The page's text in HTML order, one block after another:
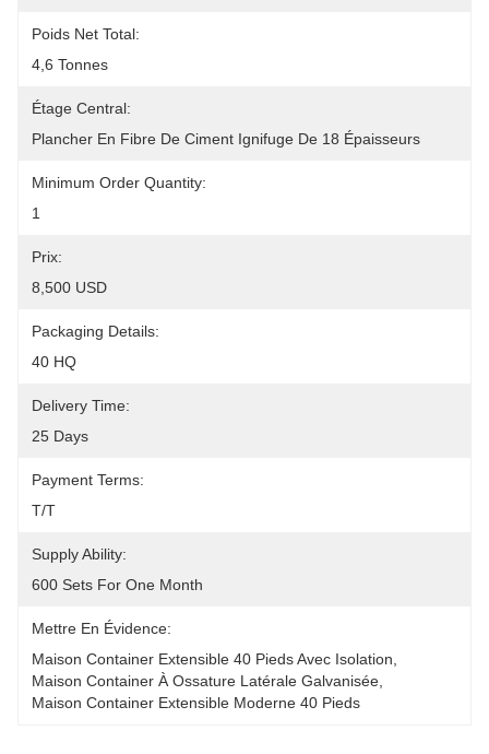
Poids Net Total:
4,6 Tonnes
Étage Central:
Plancher En Fibre De Ciment Ignifuge De 18 Épaisseurs
Minimum Order Quantity:
1
Prix:
8,500 USD
Packaging Details:
40 HQ
Delivery Time:
25 Days
Payment Terms:
T/T
Supply Ability:
600 Sets For One Month
Mettre En Évidence:
Maison Container Extensible 40 Pieds Avec Isolation
Maison Container À Ossature Latérale Galvanisée
Maison Container Extensible Moderne 40 Pieds